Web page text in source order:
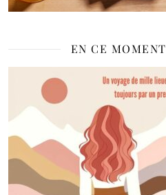
EN CE MOMENT